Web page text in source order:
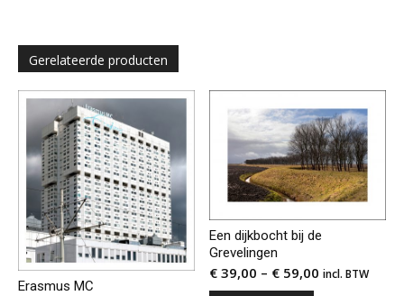
Gerelateerde producten
Erasmus MC
Een dijkbocht bij de
Grevelingen
€ 39,00 – € 59,00 incl. BTW